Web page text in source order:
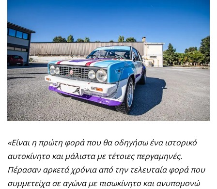
«Είναι η πρώτη φορά που θα οδηγήσω ένα ιστορικό
αυτοκίνητο και μάλιστα με τέτοιες περγαμηνές.
Πέρασαν αρκετά χρόνια από την τελευταία φορά που
συμμετείχα σε αγώνα με πισωκίνητο και ανυπομονώ